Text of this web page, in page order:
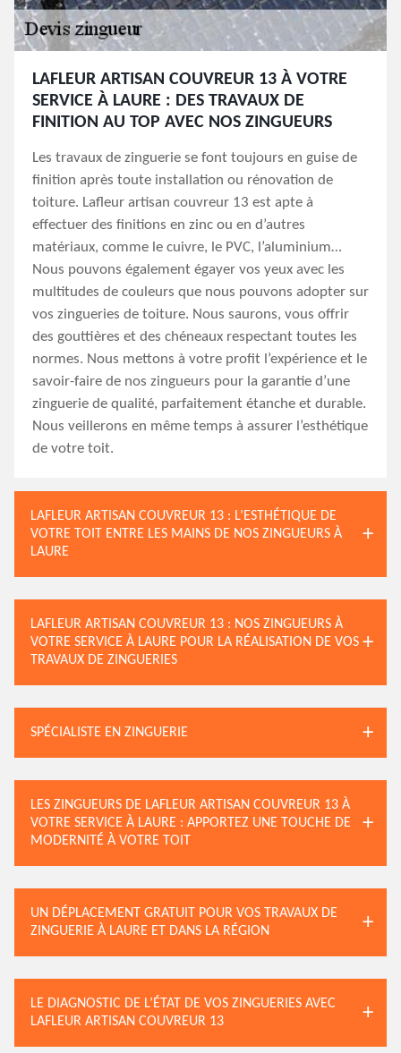
LAFLEUR ARTISAN COUVREUR 13 À VOTRE
SERVICE À LAURE : DES TRAVAUX DE
FINITION AU TOP AVEC NOS ZINGUEURS
Les travaux de zinguerie se font toujours en guise de
finition après toute installation ou rénovation de
toiture. Lafleur artisan couvreur 13 est apte à
effectuer des finitions en zinc ou en d’autres
matériaux, comme le cuivre, le PVC, l’aluminium…
Nous pouvons également égayer vos yeux avec les
multitudes de couleurs que nous pouvons adopter sur
vos zingueries de toiture. Nous saurons, vous offrir
des gouttières et des chéneaux respectant toutes les
normes. Nous mettons à votre profit l’expérience et le
savoir-faire de nos zingueurs pour la garantie d’une
zinguerie de qualité, parfaitement étanche et durable.
Nous veillerons en même temps à assurer l’esthétique
de votre toit.
LAFLEUR ARTISAN COUVREUR 13 : L’ESTHÉTIQUE DE
VOTRE TOIT ENTRE LES MAINS DE NOS ZINGUEURS À
LAURE
LAFLEUR ARTISAN COUVREUR 13 : NOS ZINGUEURS À
VOTRE SERVICE À LAURE POUR LA RÉALISATION DE VOS
TRAVAUX DE ZINGUERIES
SPÉCIALISTE EN ZINGUERIE
LES ZINGUEURS DE LAFLEUR ARTISAN COUVREUR 13 À
VOTRE SERVICE À LAURE : APPORTEZ UNE TOUCHE DE
MODERNITÉ À VOTRE TOIT
UN DÉPLACEMENT GRATUIT POUR VOS TRAVAUX DE
ZINGUERIE À LAURE ET DANS LA RÉGION
LE DIAGNOSTIC DE L’ÉTAT DE VOS ZINGUERIES AVEC
LAFLEUR ARTISAN COUVREUR 13